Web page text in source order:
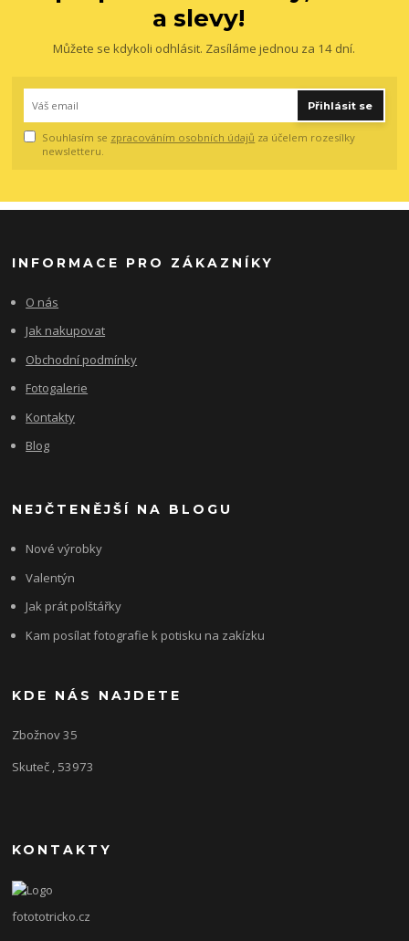
a slevy!
Můžete se kdykoli odhlásit. Zasíláme jednou za 14 dní.
Přihlásit se
Souhlasím se zpracováním osobních údajů za účelem rozesílky
newsletteru.
INFORMACE PRO ZÁKAZNÍKY
O nás
Jak nakupovat
Obchodní podmínky
Fotogalerie
Kontakty
Blog
NEJČTENĚJŠÍ NA BLOGU
Nové výrobky
Valentýn
Jak prát polštářky
Kam posílat fotografie k potisku na zakízku
KDE NÁS NAJDETE
Zbožnov 35
Skuteč , 53973
KONTAKTY
fotototricko.cz